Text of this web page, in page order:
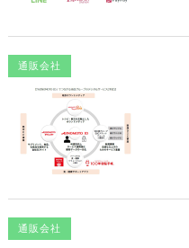
通販会社
通販会社